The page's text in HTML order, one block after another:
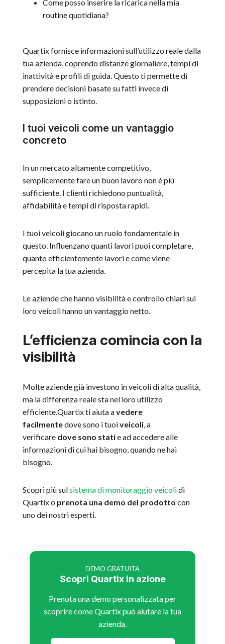
Come posso inserire la ricarica nella mia
routine quotidiana?
Quartix fornisce informazioni sull’utilizzo reale dalla
tua azienda, coprendo distanze giornaliere, tempi di
inattività e profili di guida. Questo ti permette di
prendere decisioni basate su fatti invece di
supposizioni o istinto.
I tuoi veicoli come un vantaggio
concreto
In un mercato altamente competitivo,
semplicemente fare un buon lavoro non è più
sufficiente. I clienti richiedono puntualità,
affidabilità e tempi di risposta rapidi.
I tuoi veicoli giocano un ruolo fondamentale in
questo. Influenzano quanti lavori puoi completare,
quanto efficientemente lavori e come viene
percepita la tua azienda.
Le aziende che hanno visibilità e controllo chiari sui
loro veicoli hanno un vantaggio netto.
L’efficienza comincia con la
visibilità
Molte aziende già investono in veicoli di alta qualità,
ma la differenza reale sta nel loro utilizzo
efficiente.Quartix ti aiuta avedere
facilmentedove sono i tuoiveicoli, a
verificare dove sono statie ad accedere alle
informazioni di cui hai bisogno, quando ne hai
bisogno.
Scopri più sulsistema di monitoraggio veicolidi
Quartix o prenota una demo del prodotto con
uno dei nostri esperti.
DEMO GRATUITA
Scopri Quartix in azione
Prenota una demo personalizzata per
scoprire come Quartix può aiutare la tua
azienda.